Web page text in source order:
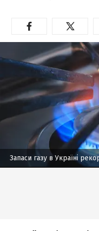
Запаси газу в Україні